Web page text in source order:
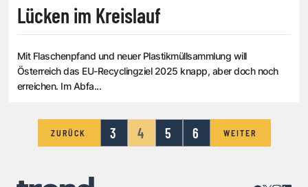
Lücken im Kreislauf
Mit Flaschenpfand und neuer Plastikmüllsammlung will
Österreich das EU-Recyclingziel 2025 knapp, aber doch noch
erreichen. Im Abfa...
ZURÜCK 3 4 5 6 WEITER